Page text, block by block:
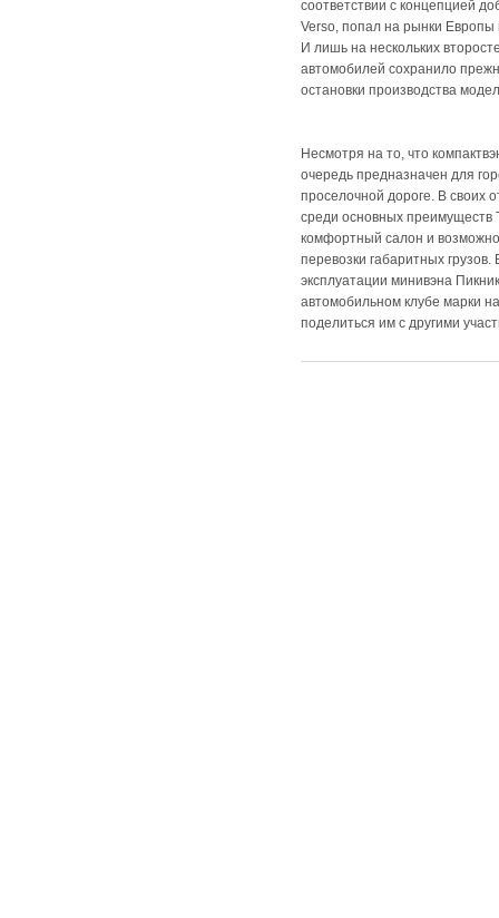
соответствии с концепцией
Verso, попал на рынки Европы
И лишь на нескольких
автомобилей сохранило
остановки производства
Несмотря на то, что
очередь предназначен для
проселочной дороге. В своих
среди основных преимуществ
комфортный салон и
перевозки габаритных
эксплуатации минивэна
автомобильном клубе марки
поделиться им с другими